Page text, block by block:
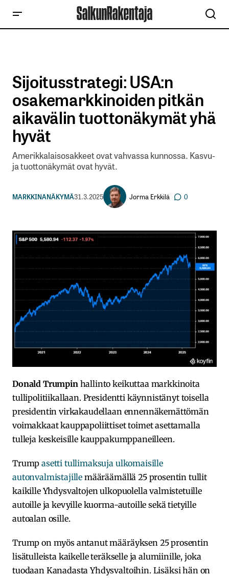
Sijoitusstrategi: USA:n
osakemarkkinoiden pitkän
aikavälin tuottonäkymät yhä
hyvät
Amerikkalaisosakkeet ovat vahvassa kunnossa. Kasvu-
ja tuottonäkymät ovat hyvät.
MARKKINANÄKYMÄ31.3.2025 Jorma Erkkilä 0
Donald Trumpin hallinto keikuttaa markkinoita
tullipolitiikallaan. Presidentti käynnistänyt toisella
presidentin virkakaudellaan ennennäkemättömän
voimakkaat kauppapoliittiset toimet asettamalla
tulleja keskeisille kauppakumppaneilleen.
Trumpasetti tullimaksuja ulkomaisille
autonvalmistajille määräämällä 25 prosentin tullit
kaikille Yhdysvaltojen ulkopuolella valmistetuille
autoille ja kevyille kuorma-autoille sekä tietyille
autoalan osille.
Trump on myös antanut määräyksen 25 prosentin
lisätulleista kaikelle teräkselle ja alumiinille, joka
tuodaan Kanadasta Yhdysvaltoihin. Lisäksi hän on